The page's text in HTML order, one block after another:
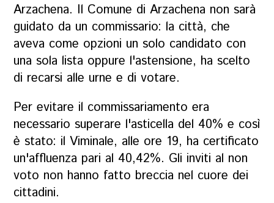
Arzachena. Il Comune di Arzachena non sarà
guidato da un commissario: la città, che
aveva come opzioni un solo candidato con
una sola lista oppure l'astensione, ha scelto
di recarsi alle urne e di votare.
Per evitare il commissariamento era
necessario superare l'asticella del 40% e così
è stato: il Viminale, alle ore 19, ha certificato
un'affluenza pari al 40,42%. Gli inviti al non
voto non hanno fatto breccia nel cuore dei
cittadini.